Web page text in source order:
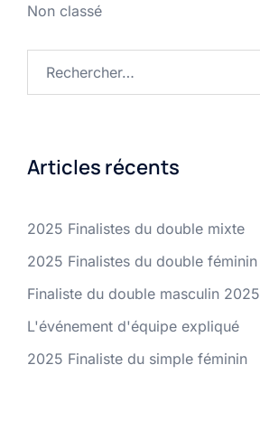
Non classé
Articles récents
2025 Finalistes du double mixte
2025 Finalistes du double féminin
Finaliste du double masculin 2025
L'événement d'équipe expliqué
2025 Finaliste du simple féminin